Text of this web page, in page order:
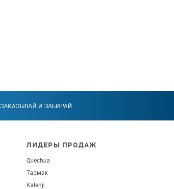
ЗАКАЗЫВАЙ И ЗАБИРАЙ
ЛИДЕРЫ ПРОДАЖ
Quechua
Тармак
Kalenji